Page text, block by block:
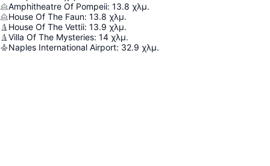
Amphitheatre Of Pompeii: 13.8 χλμ.
House Of The Faun: 13.8 χλμ.
House Of The Vettii: 13.9 χλμ.
Villa Of The Mysteries: 14 χλμ.
Naples International Airport: 32.9 χλμ.